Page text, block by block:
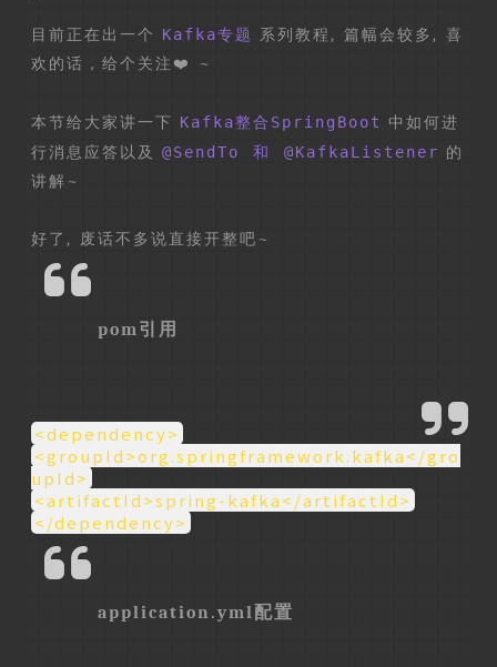
目前正在出一个 Kafka专题 系列教程, 篇幅会较多, 喜
欢的话，给个关注❤️ ~
本节给大家讲一下 Kafka整合SpringBoot
中如何进
行消息应答以及 @SendTo 和 @KafkaListener 的
讲解~
好了, 废话不多说直接开整吧~
pom引用
<dependency>
<groupId>org.springframework.kafka</gro
upId>
<artifactId>spring-kafka</artifactId>
</dependency>
application.yml配置